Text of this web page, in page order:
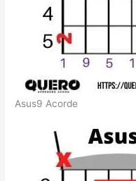
Asus9 Acorde